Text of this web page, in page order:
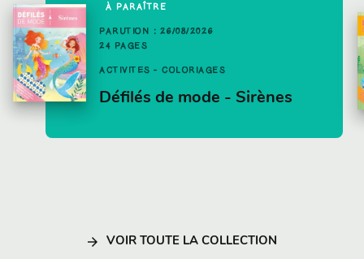
À PARAÎTRE
PARUTION : 26/08/2026
24 PAGES
ACTIVITÉS - COLORIAGES
Défilés de mode - Sirènes
arrow_forward VOIR TOUTE LA COLLECTION